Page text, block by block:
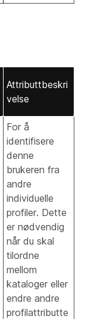
Attributtbeskri
velse
For å
identifisere
denne
brukeren fra
andre
individuelle
profiler. Dette
er nødvendig
når du skal
tilordne
mellom
kataloger eller
endre andre
profilattributte